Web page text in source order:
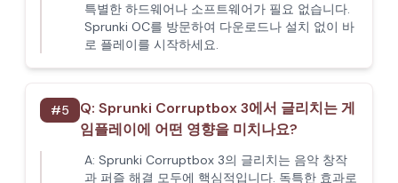
특별한 하드웨어나 소프트웨어가 필요 없습니다.
Sprunki OC를 방문하여 다운로드나 설치 없이 바
로 플레이를 시작하세요.
#5 Q: Sprunki Corruptbox 3에서 글리치는 게
임플레이에 어떤 영향을 미치나요?
A: Sprunki Corruptbox 3의 글리치는 음악 창작
과 퍼즐 해결 모두에 핵심적입니다. 독특한 효과로